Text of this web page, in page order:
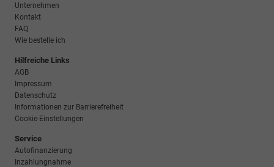
Unternehmen
Kontakt
FAQ
Wie bestelle ich
Hilfreiche Links
AGB
Impressum
Datenschutz
Informationen zur Barrierefreiheit
Cookie-Einstellungen
Service
Autofinanzierung
Inzahlungnahme